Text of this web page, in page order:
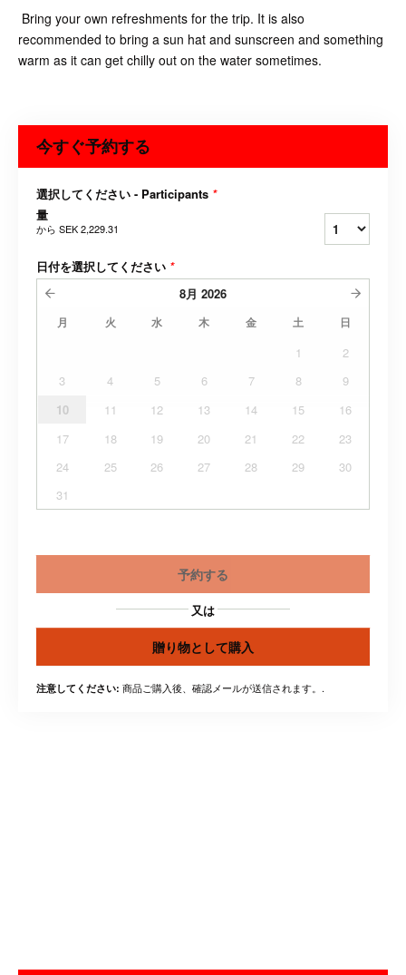
Bring your own refreshments for the trip. It is also
recommended to bring a sun hat and sunscreen and something
warm as it can get chilly out on the water sometimes.
今すぐ予約する
選択してください - Participants *
量
から SEK 2,229.31
日付を選択してください *
8月 2026
月 火 水 木 金 土 日
1
2
3
4 5 6 7 8
9
10
11 12 13 14 15
16
17
18 19 20 21 22
23
24
25 26 27 28 29
30
31
予約する
又は
贈り物として購入
注意してください: 商品ご購入後、確認メールが送信されます。.